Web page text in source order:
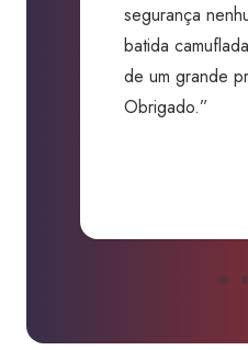
segurança
batida
de um grande
Obrigado.”